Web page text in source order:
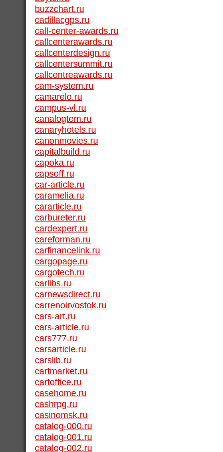
buzzchart.ru
cadillacgps.ru
call-center-awards.ru
callcenterawards.ru
callcenterdesign.ru
callcentersummit.ru
callcentreawards.ru
cam-system.ru
camarelo.ru
campus-vl.ru
canalogtem.ru
canaryhotels.ru
canonmovies.ru
capitalbuild.ru
capoka.ru
capsoff.ru
car-article.ru
caramelia.ru
cararticle.ru
carbureter.ru
cardexpert.ru
careforman.ru
carfinancelink.ru
cargopage.ru
cargotech.ru
carlibs.ru
carnewsdirect.ru
carrenoirvostok.ru
cars-art.ru
cars-article.ru
cars777.ru
carsarticle.ru
carslib.ru
cartmarket.ru
cartoffice.ru
casehome.ru
cashrpg.ru
casinomsk.ru
catalog-000.ru
catalog-001.ru
catalog-002.ru